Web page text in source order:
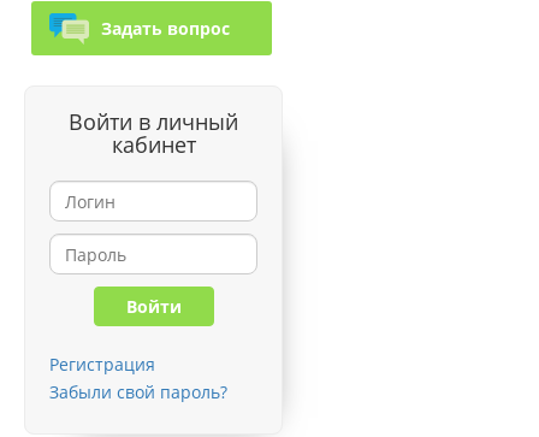
Задать вопрос
Войти в личный
кабинет
Регистрация
Забыли свой пароль?